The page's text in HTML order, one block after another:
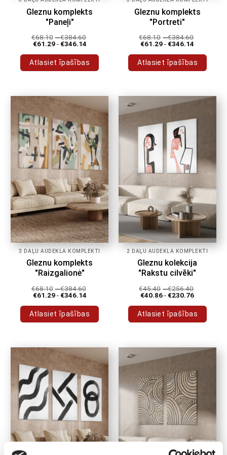
Gleznu komplekts
"Paneļi"
€68.10 -€384.60
€61.29-€346.14
Atlasiet īpašības
ir
vairāki
varianti.
Variantus
var
izvēlēties
produkta
lapā
Gleznu komplekts
"Portreti"
€68.10 -€384.60
€61.29-€346.14
Atlasiet īpašības
ir
vairāki
varianti.
Variantus
var
izvēlēties
produkta
lapā
3 DAĻU AUDEKLA KOMPLEKTI
Gleznu komplekts
"Raizgalionė"
€68.10 -€384.60
€61.29-€346.14
Atlasiet īpašības
ir
vairāki
varianti.
Variantus
var
izvēlēties
produkta
lapā
2 DAĻU AUDEKLA KOMPLEKTI
Gleznu kolekcija
"Rakstu cilvēki"
€45.40 -€256.40
€40.86-€230.76
Atlasiet īpašības
ir
vairāki
varianti.
Variantus
var
izvēlēties
produkta
lapā